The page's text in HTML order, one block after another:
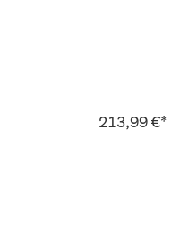
213,99 €*